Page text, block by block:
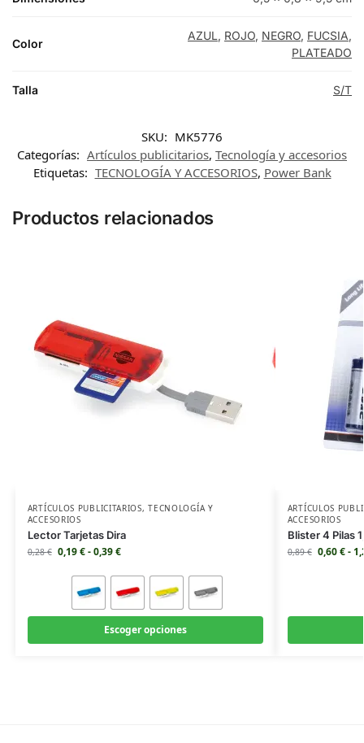
Color
AZUL, ROJO, NEGRO, FUCSIA,
PLATEADO
Talla S/T
SKU: MK5776
Categorías: Artículos publicitarios, Tecnología y accesorios
Etiquetas: TECNOLOGÍA Y ACCESORIOS, Power Bank
Productos relacionados
ARTÍCULOS PUBLICITARIOS,TECNOLOGÍA Y
ACCESORIOS
Lector Tarjetas Dira
0,28€ 0,19€-0,39€
Escoger opciones
ARTÍCULOS
ACCESORIOS
Blister 4 Pilas
0,89€ 0,60€-